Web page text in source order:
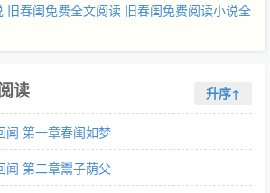
旧春闺免费全文阅读 旧春闺免费阅读小说全
读 升序↑
闻 第一章春闺如梦
闻 第二章鬻子荫父